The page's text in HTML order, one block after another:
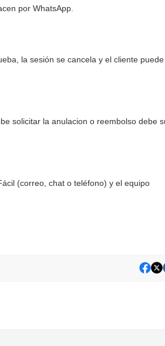
por WhatsApp.
la sesión se cancela y el cliente puede
solicitar la anulacion o reembolso debe
(correo, chat o teléfono) y el equipo